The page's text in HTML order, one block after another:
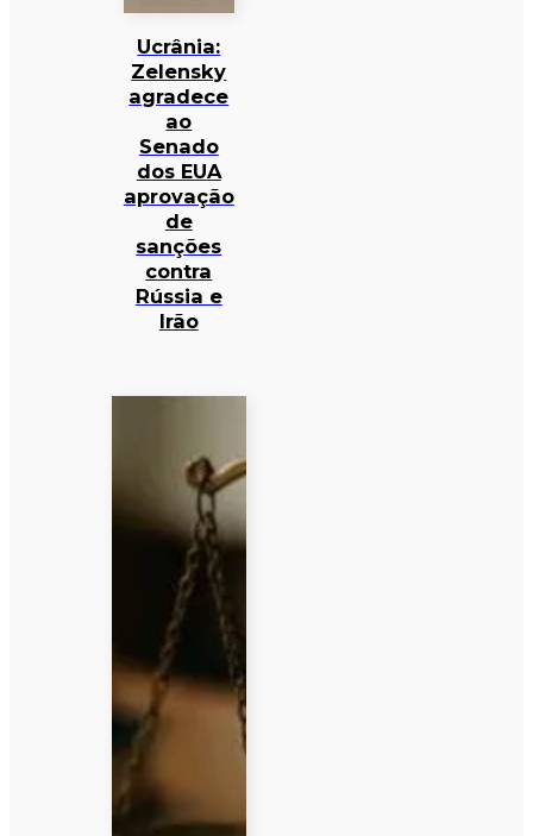
Ucrânia:
Zelensky
agradece
ao
Senado
dos EUA
aprovação
de
sanções
contra
Rússia e
Irão